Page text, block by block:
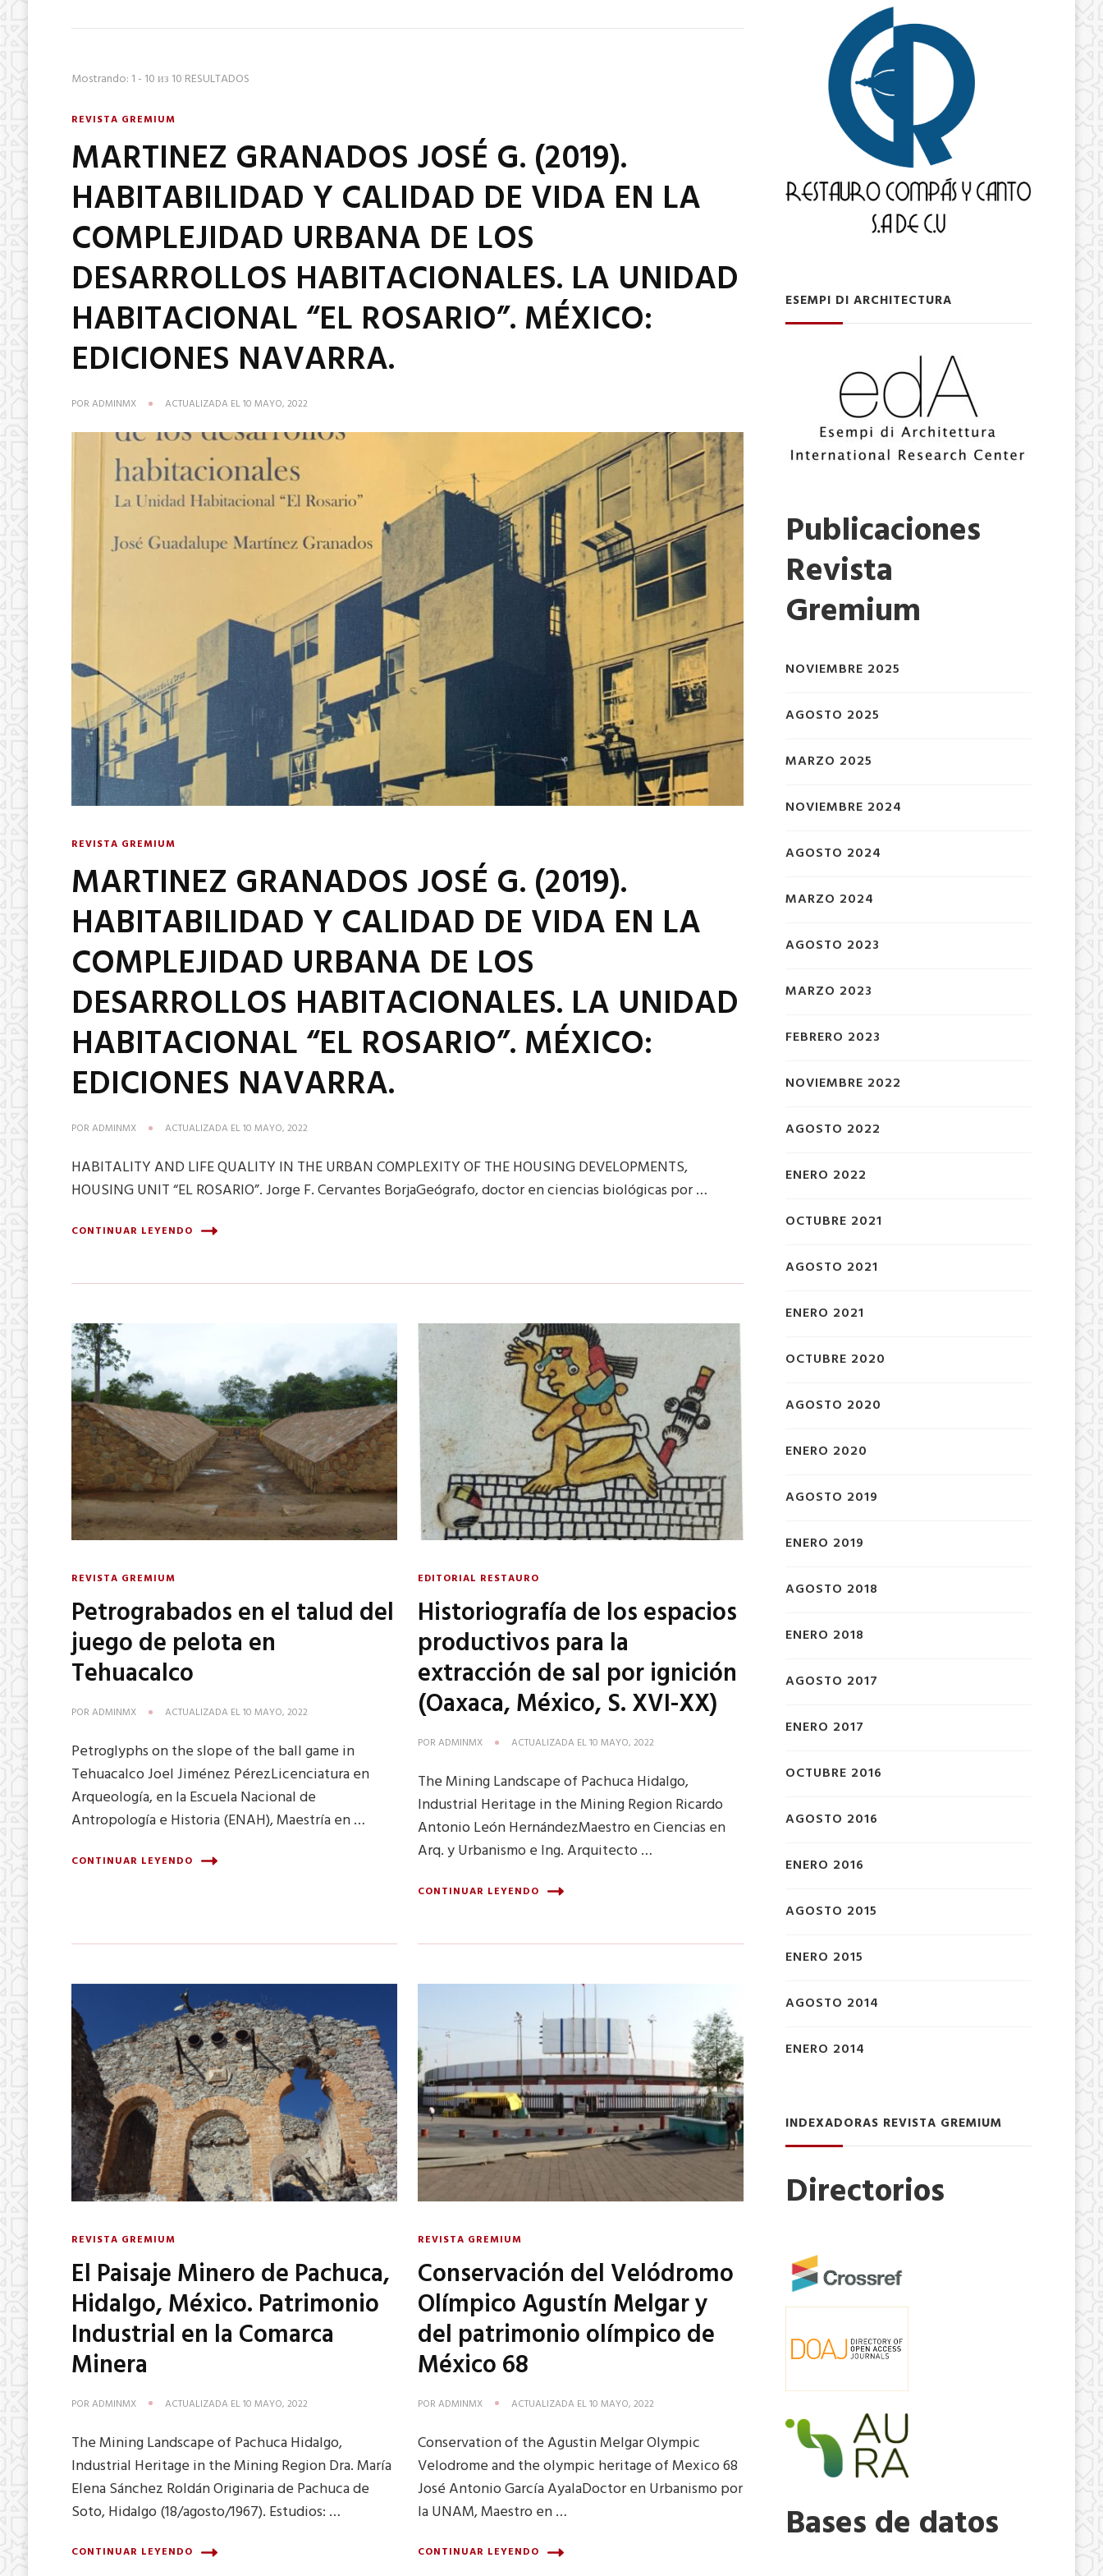
Mostrando: 1 - 10 из 10 RESULTADOS
REVISTA GREMIUM
MARTINEZ GRANADOS JOSÉ G. (2019).
HABITABILIDAD Y CALIDAD DE VIDA EN LA
COMPLEJIDAD URBANA DE LOS
DESARROLLOS HABITACIONALES. LA UNIDAD
HABITACIONAL “EL ROSARIO”. MÉXICO:
EDICIONES NAVARRA.
PORADMINMX ACTUALIZADA EL10 MAYO, 2022
REVISTA GREMIUM
MARTINEZ GRANADOS JOSÉ G. (2019).
HABITABILIDAD Y CALIDAD DE VIDA EN LA
COMPLEJIDAD URBANA DE LOS
DESARROLLOS HABITACIONALES. LA UNIDAD
HABITACIONAL “EL ROSARIO”. MÉXICO:
EDICIONES NAVARRA.
PORADMINMX ACTUALIZADA EL10 MAYO, 2022
HABITALITY AND LIFE QUALITY IN THE URBAN COMPLEXITY OF THE HOUSING DEVELOPMENTS,
HOUSING UNIT “EL ROSARIO”. Jorge F. Cervantes BorjaGeógrafo, doctor en ciencias biológicas por …
CONTINUAR LEYENDO
REVISTA GREMIUM
Petrograbados en el talud del
juego de pelota en
Tehuacalco
PORADMINMX ACTUALIZADA EL10 MAYO, 2022
Petroglyphs on the slope of the ball game in
Tehuacalco Joel Jiménez PérezLicenciatura en
Arqueología, en la Escuela Nacional de
Antropología e Historia (ENAH), Maestría en …
CONTINUAR LEYENDO
EDITORIAL RESTAURO
Historiografía de los espacios
productivos para la
extracción de sal por ignición
(Oaxaca, México, S. XVI-XX)
PORADMINMX ACTUALIZADA EL10 MAYO, 2022
The Mining Landscape of Pachuca Hidalgo,
Industrial Heritage in the Mining Region Ricardo
Antonio León HernándezMaestro en Ciencias en
Arq. y Urbanismo e Ing. Arquitecto …
CONTINUAR LEYENDO
REVISTA GREMIUM
El Paisaje Minero de Pachuca,
Hidalgo, México. Patrimonio
Industrial en la Comarca
Minera
PORADMINMX ACTUALIZADA EL10 MAYO, 2022
The Mining Landscape of Pachuca Hidalgo,
Industrial Heritage in the Mining Region Dra. María
Elena Sánchez Roldán Originaria de Pachuca de
Soto, Hidalgo (18/agosto/1967). Estudios: …
CONTINUAR LEYENDO
REVISTA GREMIUM
Conservación del Velódromo
Olímpico Agustín Melgar y
del patrimonio olímpico de
México 68
PORADMINMX ACTUALIZADA EL10 MAYO, 2022
Conservation of the Agustin Melgar Olympic
Velodrome and the olympic heritage of Mexico 68
José Antonio García AyalaDoctor en Urbanismo por
la UNAM, Maestro en …
CONTINUAR LEYENDO
ESEMPI DI ARCHITECTURA
Publicaciones
Revista
Gremium
NOVIEMBRE 2025
AGOSTO 2025
MARZO 2025
NOVIEMBRE 2024
AGOSTO 2024
MARZO 2024
AGOSTO 2023
MARZO 2023
FEBRERO 2023
NOVIEMBRE 2022
AGOSTO 2022
ENERO 2022
OCTUBRE 2021
AGOSTO 2021
ENERO 2021
OCTUBRE 2020
AGOSTO 2020
ENERO 2020
AGOSTO 2019
ENERO 2019
AGOSTO 2018
ENERO 2018
AGOSTO 2017
ENERO 2017
OCTUBRE 2016
AGOSTO 2016
ENERO 2016
AGOSTO 2015
ENERO 2015
AGOSTO 2014
ENERO 2014
INDEXADORAS REVISTA GREMIUM
Directorios
Bases de datos